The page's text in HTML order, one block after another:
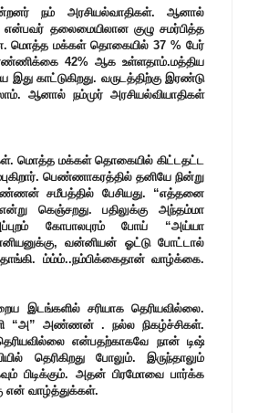
நம் அரசியல்வாதிகள். ஆனால்
என்பவர் தலைமையிலான குழு சமர்பித்த
மொத்த மக்கள் தொகையில் 37 % பேர்
எண்ணிக்கை 42% ஆக உள்ளதாம்.மத்திய
காட்டுகிறது. வருடத்திற்கு இரண்டு
ஆனால் நம்முர் அரசியல்வியாதிகள்
மொத்த மக்கள் தொகையில் கிட்டதட்ட
பெண்ணாகரத்தில் தனியே நின்று
சமீபத்தில் பேசியது. “எத்தனை
கெஞ்சறது. பதிலுக்கு அந்தம்மா
கோபாலபுரம் போய் “அய்யா
வன்னியன் ஓட்டு போட்டால்
ம்ம்ம்..நம்பிக்கைதான் வாழ்க்கை.
இடங்களில் சரியாக தெரியவில்லை.
“அ” அண்ணன் . நல்ல நிகழ்ச்சிகள்.
என்பதற்காகவே நான் டிஷ்
தெரிகிறது போலும். இருந்தாலும்
பிடிக்கும். அதன் பிரமோவை பார்க்க
என் வாழ்த்துக்கள்.